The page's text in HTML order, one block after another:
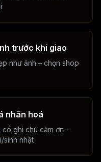
trước khi giao
như ảnh – chọn shop
nhân hoá
ghi chú cảm ơn –
sinh nhật